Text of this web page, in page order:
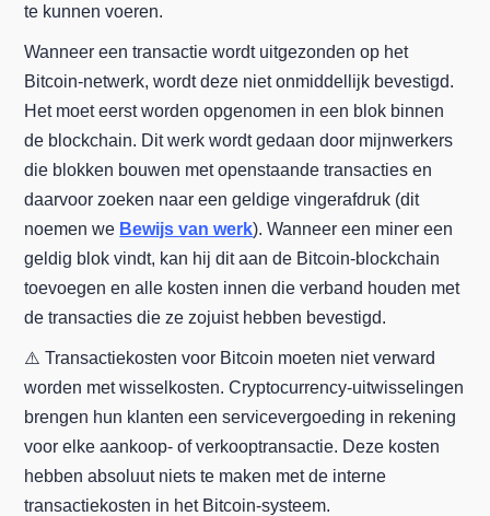
te kunnen voeren.
Wanneer een transactie wordt uitgezonden op het
Bitcoin-netwerk, wordt deze niet onmiddellijk bevestigd.
Het moet eerst worden opgenomen in een blok binnen
de blockchain. Dit werk wordt gedaan door mijnwerkers
die blokken bouwen met openstaande transacties en
daarvoor zoeken naar een geldige vingerafdruk (dit
noemen we Bewijs van werk). Wanneer een miner een
geldig blok vindt, kan hij dit aan de Bitcoin-blockchain
toevoegen en alle kosten innen die verband houden met
de transacties die ze zojuist hebben bevestigd.
⚠️ Transactiekosten voor Bitcoin moeten niet verward
worden met wisselkosten. Cryptocurrency-uitwisselingen
brengen hun klanten een servicevergoeding in rekening
voor elke aankoop- of verkooptransactie. Deze kosten
hebben absoluut niets te maken met de interne
transactiekosten in het Bitcoin-systeem.